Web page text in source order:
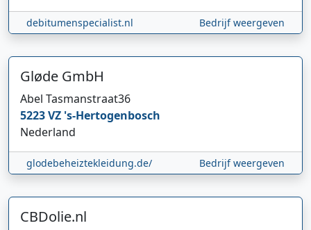
debitumenspecialist.nl Bedrijf weergeven
Gløde GmbH
Abel Tasmanstraat36
5223 VZ 's-Hertogenbosch
Nederland
glodebeheiztekleidung.de/ Bedrijf weergeven
CBDolie.nl